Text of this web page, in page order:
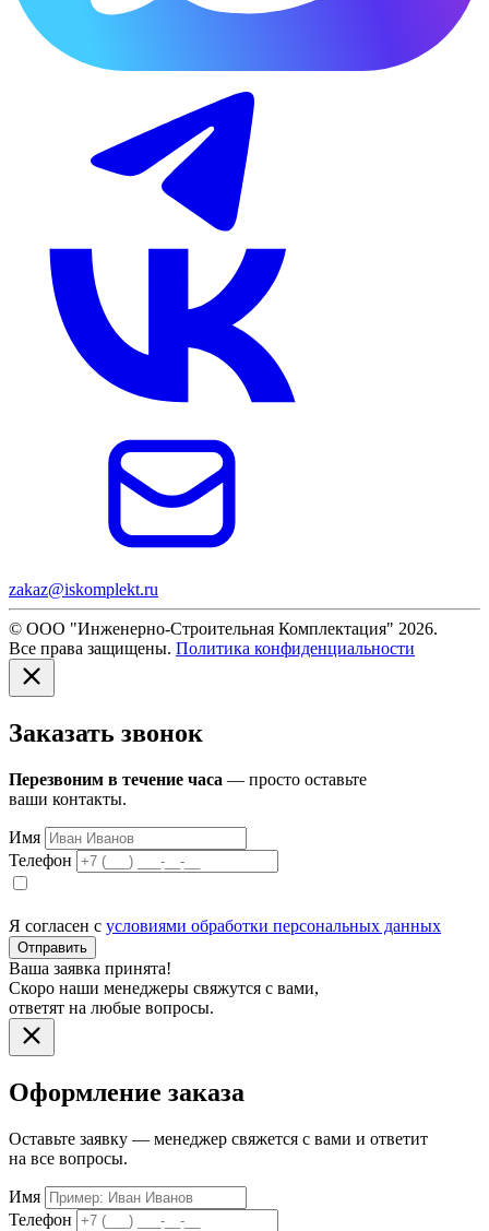
zakaz@iskomplekt.ru
© ООО "Инженерно-Строительная Комплектация" 2026.
Все права защищены. Политика конфиденциальности
Заказать звонок
Перезвоним в течение часа — просто оставьте
ваши контакты.
Имя
Телефон
Я согласен с условиями обработки персональных данных
Отправить
Ваша заявка принята!
Скоро наши менеджеры свяжутся с вами,
ответят на любые вопросы.
Оформление заказа
Оставьте заявку — менеджер свяжется с вами и ответит
на все вопросы.
Имя
Телефон